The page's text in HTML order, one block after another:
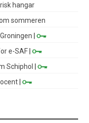
hangar
sommeren
|
e-SAF |
Schiphol
|
|